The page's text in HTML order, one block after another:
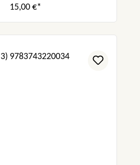
15,00 €*